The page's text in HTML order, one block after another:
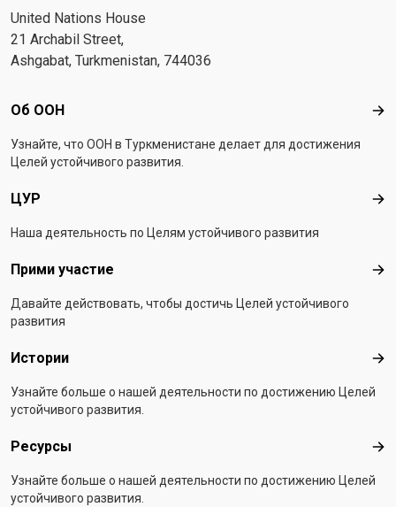
United Nations House
21 Archabil Street,
Ashgabat, Turkmenistan, 744036
Footer menu
Об ООН Об
Узнайте, что ООН в Туркменистанe делает для достижения
Целей устойчивого развития.
ЦУР
Наша деятельность по Целям устойчивого развития
Прими участие
Давайте действовать, чтобы достичь Целей устойчивого
развития
Истории
Узнайте больше о нашей деятельности по достижению Целей
устойчивого развития.
Ресурсы
Узнайте больше о нашей деятельности по достижению Целей
устойчивого развития.